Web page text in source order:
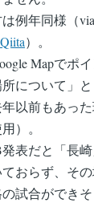
例年同様（
）。
Mapでポ
について」
以前もあっ
）。
表だと「長
ておらず、そ
試合ができ